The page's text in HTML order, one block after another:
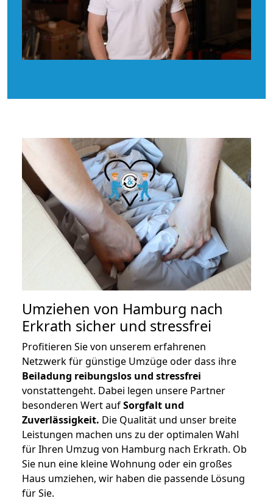
Umziehen von Hamburg nach
Erkrath sicher und stressfrei
Profitieren Sie von unserem erfahrenen
Netzwerk für günstige Umzüge oder dass ihre
Beiladung reibungslos und stressfrei
vonstattengeht. Dabei legen unsere Partner
besonderen Wert aufSorgfalt und
Zuverlässigkeit. Die Qualität und unser breite
Leistungen machen uns zu der optimalen Wahl
für Ihren Umzug von Hamburg nach Erkrath. Ob
Sie nun eine kleine Wohnung oder ein großes
Haus umziehen, wir haben die passende Lösung
für Sie.